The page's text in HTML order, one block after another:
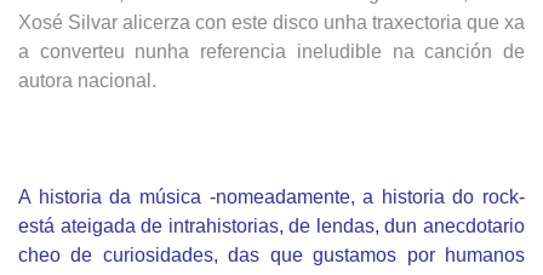
Xosé Silvar alicerza con este disco unha traxectoria que xa
a converteu nunha referencia ineludible na canción de
autora nacional.
A historia da música -nomeadamente, a historia do rock-
está ateigada de intrahistorias, de lendas, dun anecdotario
cheo de curiosidades, das que gustamos por humanos